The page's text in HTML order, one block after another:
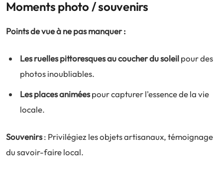
Moments photo / souvenirs
Points de vue à ne pas manquer :
Les ruelles pittoresques au coucher du soleilpour des
photos inoubliables.
Les places animéespour capturer l'essence de la vie
locale.
Souvenirs: Privilégiez les objets artisanaux, témoignage
du savoir-faire local.